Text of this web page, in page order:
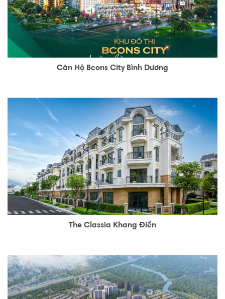
Căn Hộ Bcons City Bình Dương
The Classia Khang Điền